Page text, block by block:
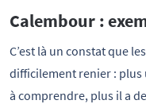
Calembour :
C’est là un constat que
difficilement renier :
à comprendre, plus il a